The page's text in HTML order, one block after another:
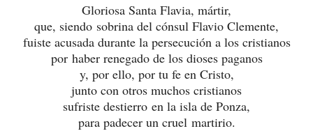
Gloriosa Santa Flavia, mártir,
que, siendo sobrina del cónsul Flavio Clemente,
fuiste acusada durante la persecución a los cristianos
por haber renegado de los dioses paganos
y, por ello, por tu fe en Cristo,
junto con otros muchos cristianos
sufriste destierro en la isla de Ponza,
para padecer un cruel martirio.